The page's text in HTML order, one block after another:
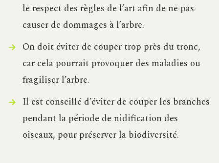
le respect des règles de l’art afin de ne pas
causer de dommages à l’arbre.
On doit éviter de couper trop près du tronc,
car cela pourrait provoquer des maladies ou
fragiliser l’arbre.
Il est conseillé d’éviter de couper les branches
pendant la période de nidification des
oiseaux, pour préserver la biodiversité.